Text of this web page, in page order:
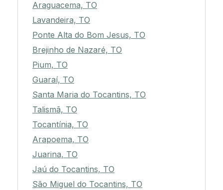
Araguacema, TO
Lavandeira, TO
Ponte Alta do Bom Jesus, TO
Brejinho de Nazaré, TO
Pium, TO
Guaraí, TO
Santa Maria do Tocantins, TO
Talismã, TO
Tocantínia, TO
Arapoema, TO
Juarina, TO
Jaú do Tocantins, TO
São Miguel do Tocantins, TO